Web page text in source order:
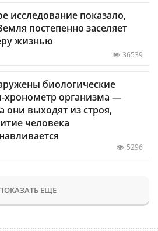
исследование показало,
постепенно заселяет
жизнью
36539
биологические
хронометр организма —
они выходят из строя,
человека
5296
ЕЩЕ